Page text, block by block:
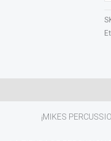
¡MIKES